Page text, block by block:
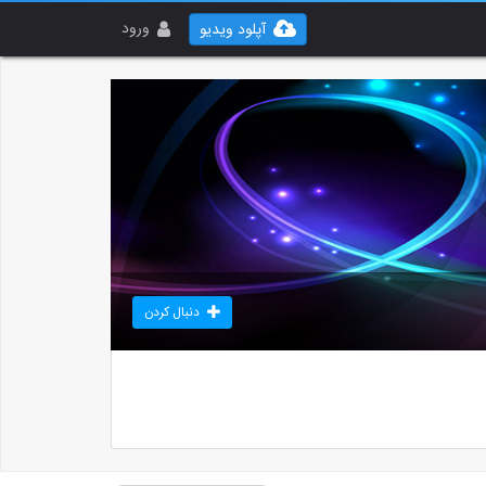
ورود آپلود ویدیو
دنبال کردن